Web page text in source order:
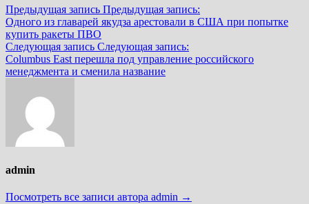
Предыдущая запись Предыдущая запись:
Одного из главарей якудза арестовали в США при попытке
купить ракеты ПВО
Следующая запись Следующая запись:
Columbus East перешла под управление российского
менеджмента и сменила название
admin
Посмотреть все записи автора admin →